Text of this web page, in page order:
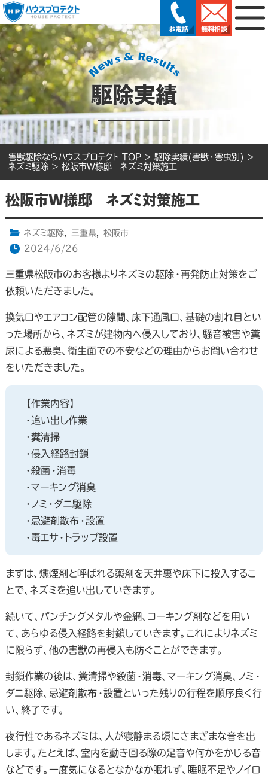
駆除実績
害獣駆除ならハウスプロテクト TOP > 駆除実績(害獣・害虫別) >
ネズミ駆除 > 松阪市W様邸 ネズミ対策施工
松阪市W様邸 ネズミ対策施工
ネズミ駆除, 三重県,
松阪市
2024/6/26
三重県松阪市のお客様よりネズミの駆除・再発防止対策をご
依頼いただきました。
換気口やエアコン配管の隙間、床下通風口、基礎の割れ目とい
った場所から、ネズミが建物内へ侵入しており、騒音被害や糞
尿による悪臭、衛生面での不安などの理由からお問い合わせ
をいただきました。
【作業内容】
・追い出し作業
・糞清掃
・侵入経路封鎖
・殺菌・消毒
・マーキング消臭
・ノミ・ダニ駆除
・忌避剤散布・設置
・毒エサ・トラップ設置
まずは、燻煙剤と呼ばれる薬剤を天井裏や床下に投入するこ
とで、ネズミを追い出していきます。
続いて、パンチングメタルや金網、コーキング剤などを用い
て、あらゆる侵入経路を封鎖していきます。これによりネズミ
に限らず、他の害獣の再侵入も防ぐことができます。
封鎖作業の後は、糞清掃や殺菌・消毒、マーキング消臭、ノミ・
ダニ駆除、忌避剤散布・設置といった残りの行程を順序良く行
い、終了です。
夜行性であるネズミは、人が寝静まる頃にさまざまな音を出
します。たとえば、室内を動き回る際の足音や何かをかじる音
などです。一度気になるとなかなか眠れず、睡眠不足やノイロ